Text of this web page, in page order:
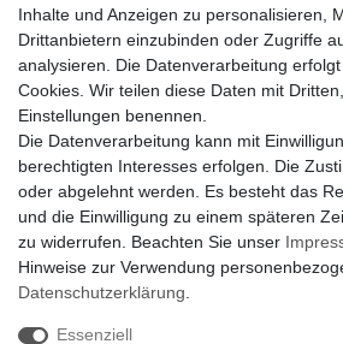
Anfragen von Herstellern
Sie sind Lampen-Hersteller und suchen
der Schweiz?
Kontaktieren Sie uns per Mail:
Schweiz
Newsletter
Newsletter
Hiermit bestätige ich, dass ich die
Einwilligung kann ich jederzeit widerrufen.**
Inhalte und Anzeigen zu personalisieren,
Drittanbietern einzubinden oder Zugriffe
analysieren. Die Datenverarbeitung
Cookies. Wir teilen diese Daten mit
Einstellungen benennen.
Die Datenverarbeitung kann mit
berechtigten Interesses erfolgen. Die
oder abgelehnt werden. Es besteht das
und die Einwilligung zu einem späteren
zu widerrufen. Beachten Sie unser
Hinweise zur Verwendung
Daten­schutz­erklärung
Essenziell